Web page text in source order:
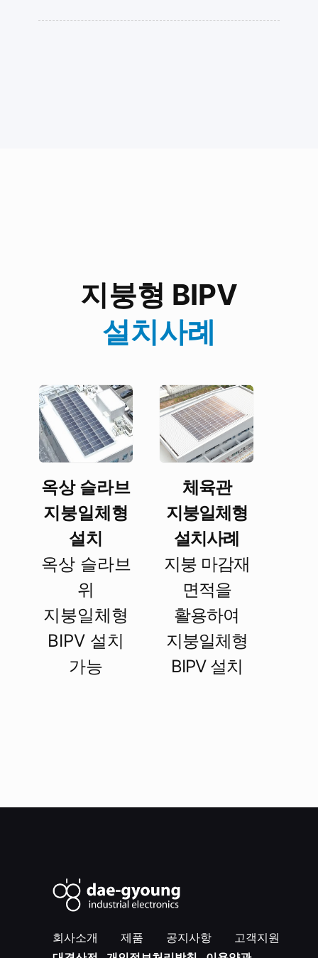
지붕형 BIPV
설치사례
옥상 슬라브
지붕일체형
설치
옥상 슬라브
위
지붕일체형
BIPV 설치
가능
체육관
지붕일체형
설치사례
지붕 마감재
면적을
활용하여
지붕일체형
BIPV 설치
회사소개 제품 공지사항
고객지원